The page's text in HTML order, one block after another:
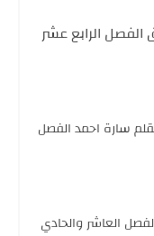
الفصل الرابع عشر
سارة احمد الفصل
العاشر والحادي